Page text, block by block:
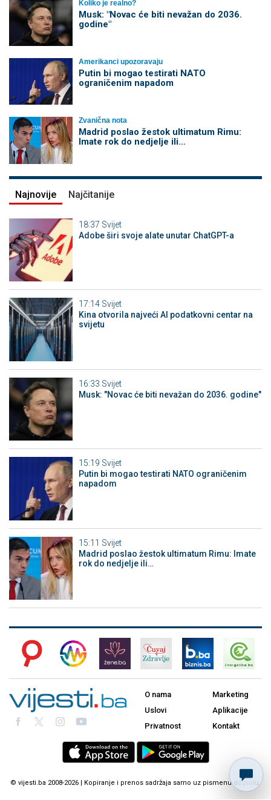
Koliko je realno?
Musk: "Novac će biti nevažan do 2036.
godine"
Amerikanci upozoravaju
Putin bi mogao testirati NATO
ograničenim napadom
Zvanična nota
Madrid poslao žestok ultimatum Rimu:
Imate rok do nedjelje ili…
Najnovije Najčitanije
18:37 Svijet
Adobe širi svoje alate unutar ChatGPT-a
17:14 Svijet
Kina otvorila najveći AI podatkovni centar na
svijetu
16:33 Svijet
Musk: "Novac će biti nevažan do 2036. godine"
15:19 Svijet
Putin bi mogao testirati NATO ograničenim
napadom
15:11 Svijet
Madrid poslao žestok ultimatum Rimu: Imate
rok do nedjelje ili…
O nama
Uslovi
Privatnost
Marketing
Aplikacije
Kontakt
© vijesti.ba 2008-2026 | Kopiranje i prenos sadržaja samo uz pismenu dozvolu.